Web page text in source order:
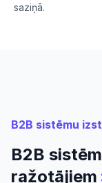
saziņā.
B2B sistēmu
B2B
ražotājiem